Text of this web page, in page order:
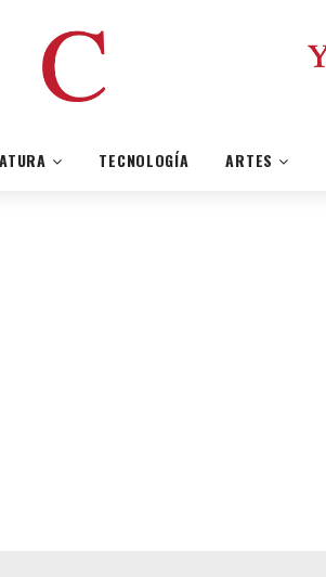
TECNOLOGÍA ARTES